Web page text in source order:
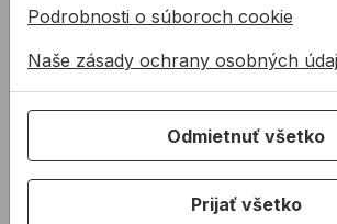
Chemická kotva MKT
VMU plus
Dvojzložková chemická
injektážna kotviaca zmes pre
vlepovanie závitových
prvkov a betonárskej výstuž
VMEplus
injektážna
výstuže a
do netr ...
od
Podrobnosti o súboroch cookie
Naše zásady ochrany osobných
Odmietnuť všetko
Prijať všetko